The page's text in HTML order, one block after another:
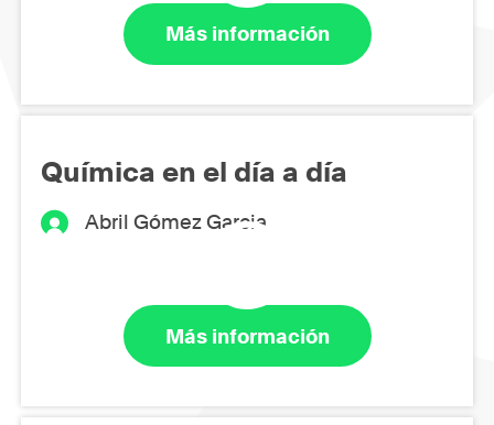
Más información
Química en el día a día
Abril Gómez Garcia
Más información